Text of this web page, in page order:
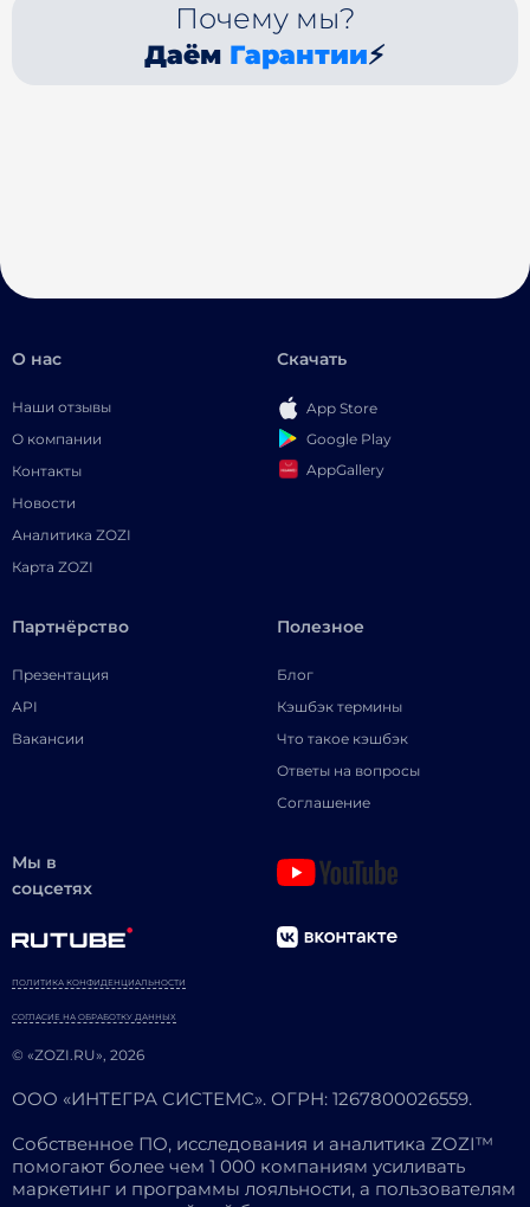
Почему мы?
Даём Гарантии⚡
О нас
Наши отзывы
О компании
Контакты
Новости
Аналитика ZOZI
Карта ZOZI
Скачать
App Store
Google Play
AppGallery
Партнёрство
Презентация
API
Вакансии
Полезное
Блог
Кэшбэк термины
Что такое кэшбэк
Ответы на вопросы
Соглашение
Мы в
соцсетях
© «ZOZI.RU», 2026
ПОЛИТИКА КОНФИДЕНЦИАЛЬНОСТИ
СОГЛАСИЕ НА ОБРАБОТКУ ДАННЫХ
ООО «ИНТЕГРА СИСТЕМС». ОГРН: 1267800026559.
Собственное ПО, исследования и аналитика ZOZI™
помогают более чем 1 000 компаниям усиливать
маркетинг и программы лояльности, а пользователям